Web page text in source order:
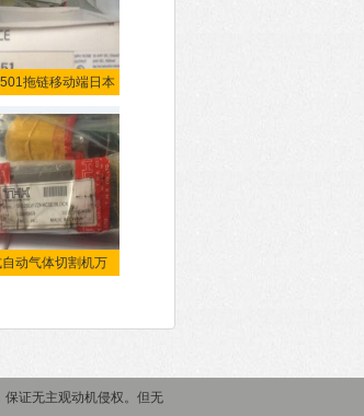
拖链移动端日本
动气体切割机万
证无主观动机侵权。但无